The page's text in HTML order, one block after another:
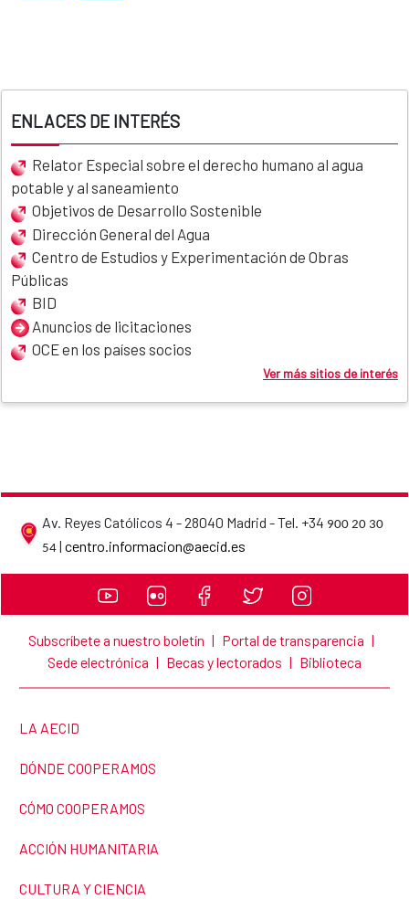
ENLACES DE INTERÉS
Relator Especial sobre el derecho humano al agua
potable y al saneamiento
Objetivos de Desarrollo Sostenible
Dirección General del Agua
Centro de Estudios y Experimentación de Obras
Públicas
BID
Anuncios de licitaciones
OCE en los países socios
Ver más sitios de interés
Av. Reyes Católicos 4 - 28040 Madrid - Tel. +34 900 20 30
54 | centro.informacion@aecid.esAECID contact details
Subscríbete a nuestro boletín | Portal de transparencia |
Sede electrónica | Becas y lectorados | Biblioteca
LINK TO THE WEBSITE:
LA AECID
LINK TO THE WEBSITE:
DÓNDE COOPERAMOS
LINK TO THE WEBSITE:
CÓMO COOPERAMOS
LINK TO THE WEBSITE:
ACCIÓN HUMANITARIA
LINK TO THE WEBSITE:
CULTURA Y CIENCIA